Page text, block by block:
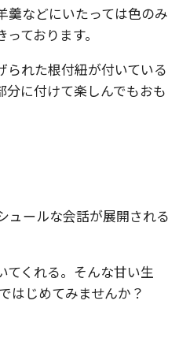
羹などにいたっては色のみ
ております。
られた根付紐が付いている
に付けて楽しんでもおも
ールな会話が展開される
てくれる。そんな甘い生
はじめてみませんか？